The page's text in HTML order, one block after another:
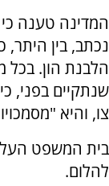
המדינה טענה
נכתב, בין היתר,
הלבנת הון. בכל
שנתקיים בפני,
צו, והיא
בית המשפט
להלום.